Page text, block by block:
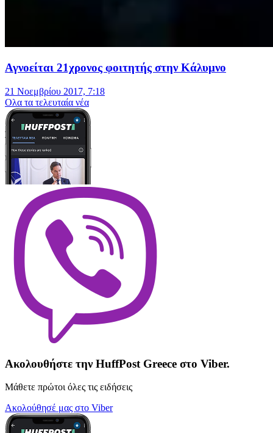
Αγνοείται 21χρονος φοιτητής στην Κάλυμνο
21 Νοεμβρίου 2017, 7:18
Oλα τα τελευταία νέα
Ακολουθήστε την HuffPost Greece στο Viber.
Μάθετε πρώτοι όλες τις ειδήσεις
Ακολούθησέ μας στο Viber